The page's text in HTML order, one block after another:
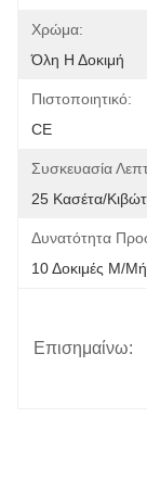
Χρώμα:
Όλη Η Δοκιμή
Πιστοποιητικό:
CE
Συσκευασία
25 Κασέτα/
Δυνατότητα
10 Δοκιμές Μ/
Επισημαίνω: